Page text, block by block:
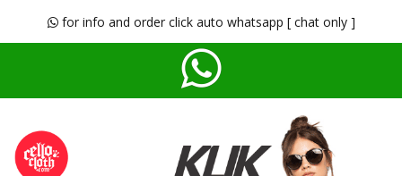
for info and order click auto whatsapp [ chat only ]